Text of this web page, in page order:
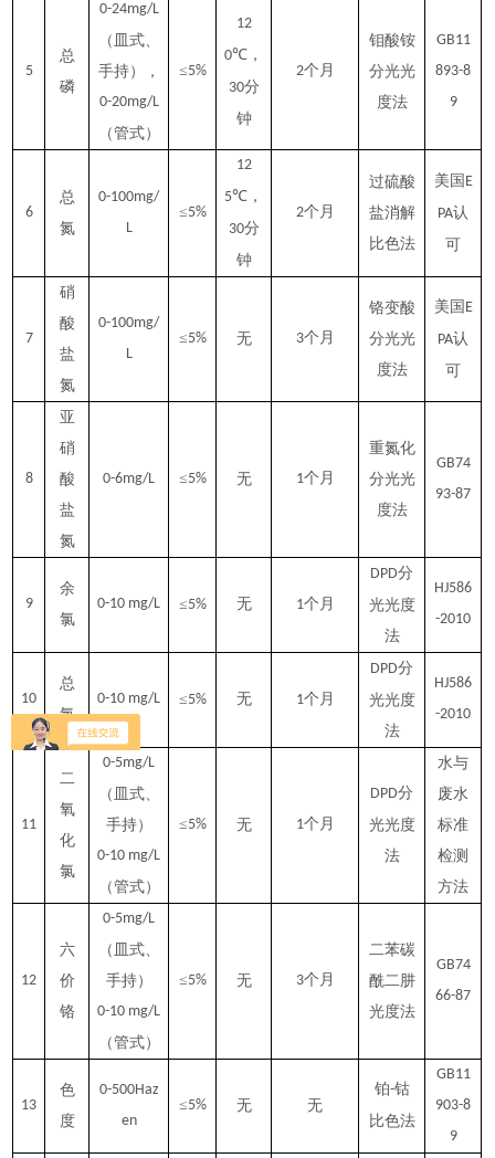
5
总
磷
0-24mg/L
（皿式、
手持），
0-20mg/L
（管式）
≤5%
12
0℃，
30分
钟
2个月
钼酸铵
分光光
度法
GB11
893-8
9
6
总
氮
0-100mg/
L
≤5%
12
5℃，
30分
钟
2个月
过硫酸
盐消解
比色法
美国 E
PA认
可
7
硝
酸
盐
氮
0-100mg/
L
≤5% 无 3个月
铬变酸
分光光
度法
美国 E
PA认
可
8
亚
硝
酸
盐
氮
0-6mg/L ≤5% 无 1个月
重氮化
分光光
度法
GB74
93-87
9
余
氯
0-10 mg/L ≤5% 无 1个月
DPD分
光光度
法
HJ586
-2010
10
总
氯
0-10 mg/L ≤5% 无 1个月
DPD分
光光度
法
HJ586
-2010
11
二
氧
化
氯
0-5mg/L
（皿式、
手持）
0-10 mg/L
（管式）
≤5% 无 1个月
DPD分
光光度
法
水与
废水
标准
检测
方法
12
六
价
铬
0-5mg/L
（皿式、
手持）
0-10 mg/L
（管式）
≤5% 无 3个月
二苯碳
酰二肼
光度法
GB74
66-87
13
色
度
0-500Haz
en
≤5% 无 无
铂-钴
比色法
GB11
903-8
9